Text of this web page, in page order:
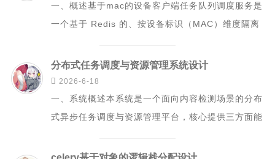
一、概述基于mac的设备客户端任务队列调度服务是
一个基于 Redis 的、按设备标识（MAC）维度隔离
分布式任务调度与资源管理系统设计
 2026-6-18
一、系统概述本系统是一个面向内容检测场景的分布
式异步任务调度与资源管理平台，核心提供三方面能
python基础学习笔记
python程序练习
python爬虫学习笔记
java学习笔记